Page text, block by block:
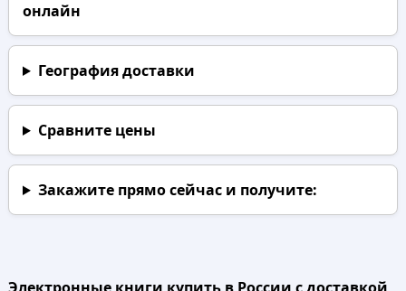
онлайн
География доставки
Сравните цены
Закажите прямо сейчаси получите: